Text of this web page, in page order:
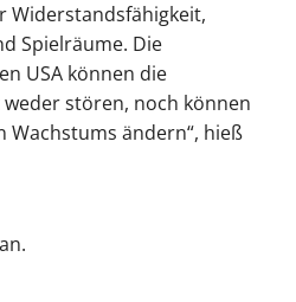
Widerstandsfähigkeit,
Spielräume. Die
USA können die
stören, noch können
Wachstums ändern“, hieß